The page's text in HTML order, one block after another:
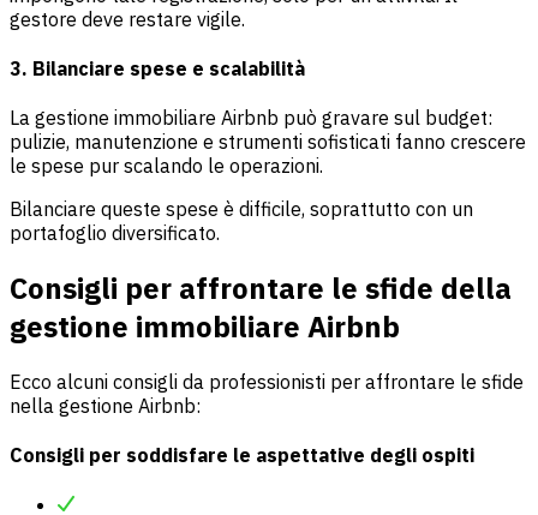
gestore deve restare vigile.
3. Bilanciare spese e scalabilità
La gestione immobiliare Airbnb può gravare sul budget:
pulizie, manutenzione e strumenti sofisticati fanno crescere
le spese pur scalando le operazioni.
Bilanciare queste spese è difficile, soprattutto con un
portafoglio diversificato.
Consigli per affrontare le sfide della
gestione immobiliare Airbnb
Ecco alcuni consigli da professionisti per affrontare le sfide
nella gestione Airbnb:
Consigli per soddisfare le aspettative degli ospiti